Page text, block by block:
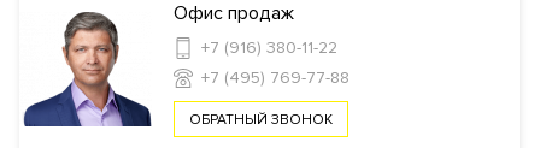
Инфраструктура в доме
Фитнес клуб Бассейн Спа-салон
Салон
красоты
Кладовые комнаты
Консьерж
сервис
Массажный
Офис продаж
+7 (916) 380-11-22
+7 (495) 769-77-88
ОБРАТНЫЙ ЗВОНОК